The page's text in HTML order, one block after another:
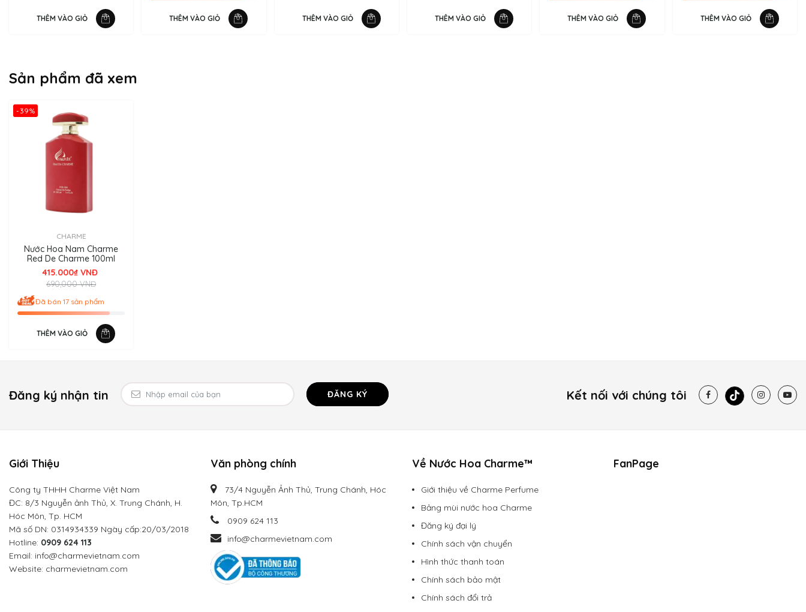
Charme Red De Charme 100ml
tính, mạnh mẽ. Thiết kế của Red de CHARME mang một sức sống bền bỉ với tông màu đỏ ngập tràn. Màu đỏ luôn đem tới cho mọi người nguồn sống mãnh liệt, khát khao chạm tay tới thành công,
THÊM VÀO GIỎ THÊM VÀO GIỎ THÊM VÀO GIỎ THÊM VÀO GIỎ THÊM VÀO GIỎ THÊM VÀO GIỎ
Sản phẩm đã xem
-39%
CHARME
Nước Hoa Nam Charme
Red De Charme 100ml
415.000₫ VNĐ
690,000 VNĐ
Đã bán 17 sản phẩm
THÊM VÀO GIỎ
Đăng ký nhận tin ĐĂNG KÝ Kết nối với chúng tôi
Giới Thiệu
Công ty THHH Charme Việt Nam
ĐC: 8/3 Nguyễn ảnh Thủ, X. Trung Chánh, H.
Hóc Môn, Tp. HCM
Mã số DN: 0314934339 Ngày cấp:20/03/2018
Hotline: 0909 624 113
Email: info@charmevietnam.com
Website: charmevietnam.com
Văn phòng chính
73/4 Nguyễn Ảnh Thủ, Trung Chánh, Hóc
Môn, Tp.HCM
0909 624 113
info@charmevietnam.com
Về Nước Hoa Charme™
Giới thiệu về Charme Perfume
Bảng mùi nước hoa Charme
Đăng ký đại lý
Chính sách vận chuyển
Hình thức thanh toán
Chính sách bảo mật
Chính sách đổi trả
FanPage